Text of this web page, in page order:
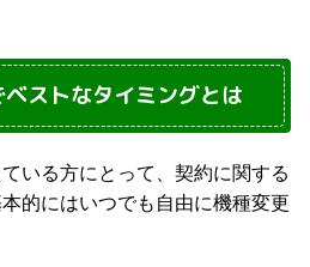
ストなタイミングとは
いる方にとって、契約に関する
的にはいつでも自由に機種変更